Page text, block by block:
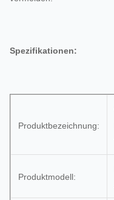
Spezifikationen:
Produktbezeichnung:
Produktmodell: